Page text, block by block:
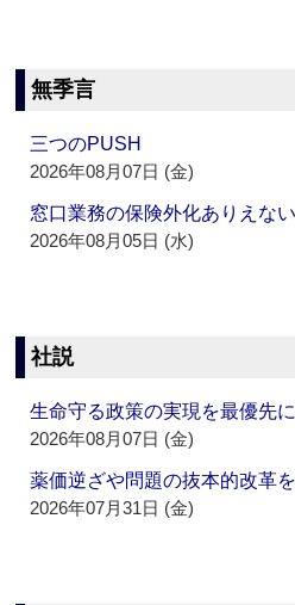
無季言
三つのPUSH
2026年08月07日 (金)
窓口業務の保険外化ありえない
2026年08月05日 (水)
社説
生命守る政策の実現を最優先に
2026年08月07日 (金)
薬価逆ざや問題の抜本的改革を
2026年07月31日 (金)